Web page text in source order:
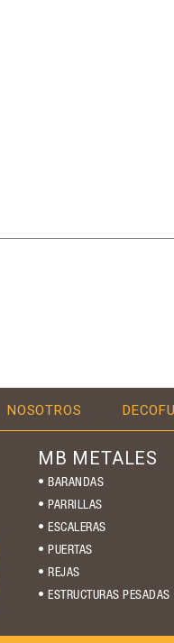
NOSOTROS
MB METALES
• BARANDAS
• PARRILLAS
• ESCALERAS
• PUERTAS
• REJAS
• ESTRUCTURAS PESADAS